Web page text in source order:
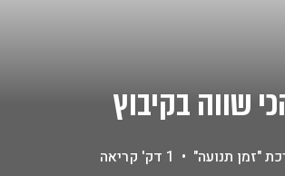
שווה בקיבוץ
"זמן תנועה" • 1 דק' קריאה